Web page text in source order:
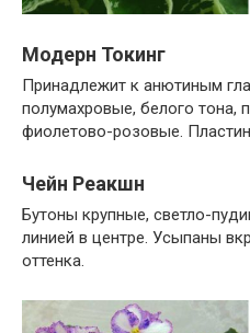
Модерн Токинг
Принадлежит к анютиным
полумахровые, белого тона,
фиолетово-розовые.
Чейн Реакшн
Бутоны крупные, светло-
линией в центре. Усыпаны
оттенка.